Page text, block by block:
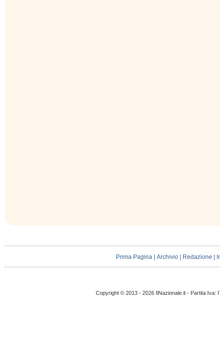
Prima Pagina |Archivio Redazione
Copyright © 2013 - 2026 IlNazionale.it - Partita Iva: